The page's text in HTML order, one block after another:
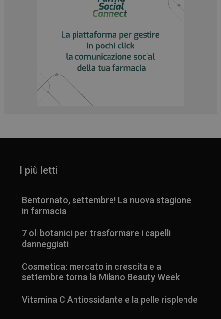
I più letti
Bentornato, settembre! La nuova stagione
in farmacia
7 oli botanici per trasformare i capelli
danneggiati
Cosmetica: mercato in crescita e a
settembre torna la Milano Beauty Week
Vitamina C Antiossidante e la pelle risplende